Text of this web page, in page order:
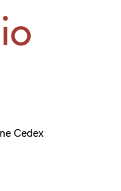
Cedex